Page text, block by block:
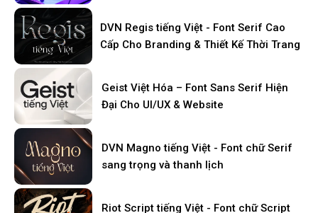
DVN Regis tiếng Việt - Font Serif Cao
Cấp Cho Branding & Thiết Kế Thời Trang
Geist Việt Hóa – Font Sans Serif Hiện
Đại Cho UI/UX & Website
DVN Magno tiếng Việt - Font chữ Serif
sang trọng và thanh lịch
Riot Script tiếng Việt - Font chữ Script